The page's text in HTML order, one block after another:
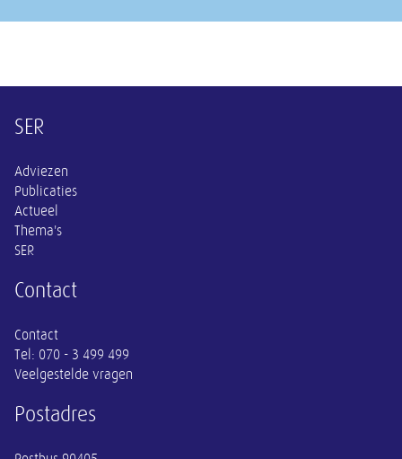
Overige informatie
SER
Adviezen
Publicaties
Actueel
Thema's
SER
Contact
Contact
Tel: 070 - 3 499 499
Veelgestelde vragen
Postadres